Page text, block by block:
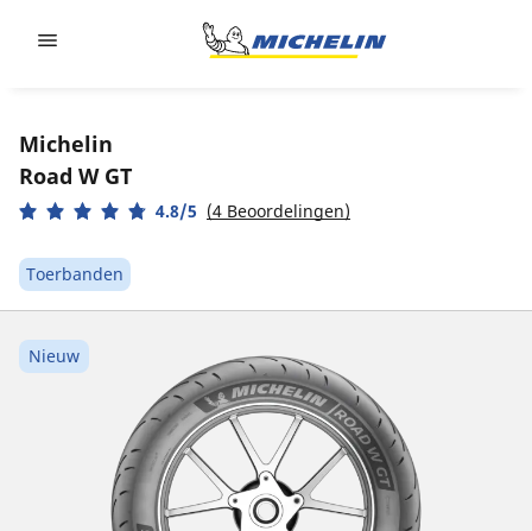
Nieuw
Michelin
Road W GT
4.8/5 (4 Beoordelingen)
Toerbanden